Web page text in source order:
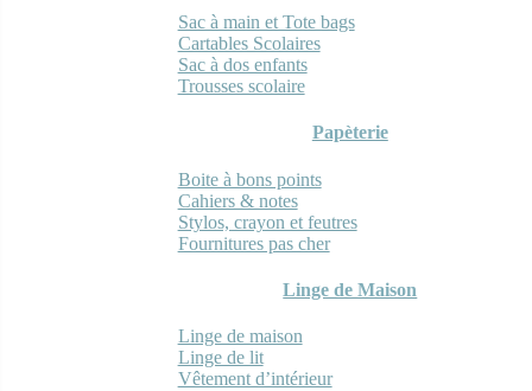
Sac à main et Tote bags
Cartables Scolaires
Sac à dos enfants
Trousses scolaire
Papèterie
Boite à bons points
Cahiers & notes
Stylos, crayon et feutres
Fournitures pas cher
Linge de Maison
Linge de maison
Linge de lit
Vêtement d’intérieur